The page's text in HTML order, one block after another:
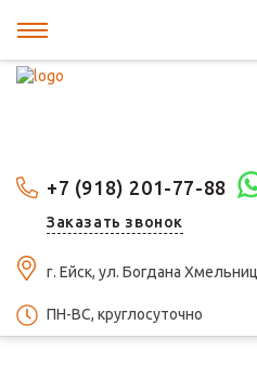
+7 (918) 201-77-88
Заказать звонок
г. Ейск, ул. Богдана
ПН-ВС, круглосуточно